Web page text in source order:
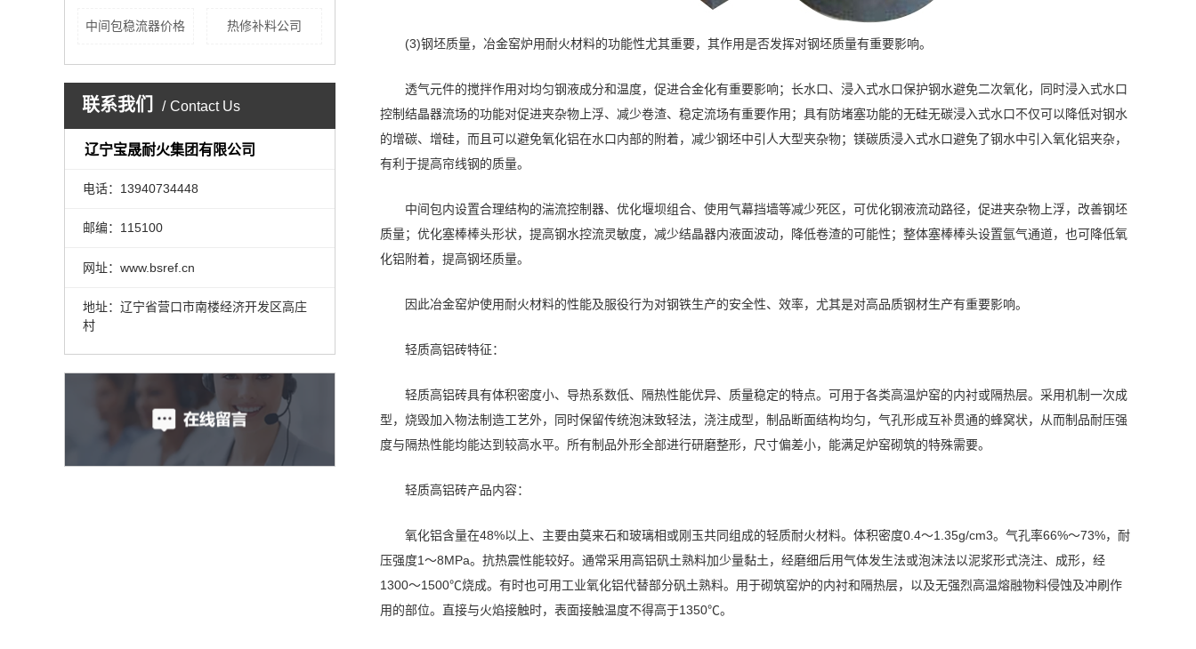
中间包稳流器价格 热修补料公司
联系我们 Contact Us
辽宁宝晟耐火集团有限公司
电话：13940734448
邮编：115100
网址：www.bsref.cn
地址：辽宁省营口市南楼经济开发区高庄
村
(3)钢坯质量，冶金窑炉用耐火材料的功能性尤其重要，其作用是否发挥对钢坯质量有重要影响。
透气元件的搅拌作用对均匀钢液成分和温度，促进合金化有重要影响；长水口、浸入式水口保护钢水避免二次氧化，同时浸入式水口
控制结晶器流场的功能对促进夹杂物上浮、减少卷渣、稳定流场有重要作用；具有防堵塞功能的无硅无碳浸入式水口不仅可以降低对钢水
的增碳、增硅，而且可以避免氧化铝在水口内部的附着，减少钢坯中引人大型夹杂物；镁碳质浸入式水口避免了钢水中引入氧化铝夹杂，
有利于提高帘线钢的质量。
中间包内设置合理结构的湍流控制器、优化堰坝组合、使用气幕挡墙等减少死区，可优化钢液流动路径，促进夹杂物上浮，改善钢坯
质量；优化塞棒棒头形状，提高钢水控流灵敏度，减少结晶器内液面波动，降低卷渣的可能性；整体塞棒棒头设置氩气通道，也可降低氧
化铝附着，提高钢坯质量。
因此冶金窑炉使用耐火材料的性能及服役行为对钢铁生产的安全性、效率，尤其是对高品质钢材生产有重要影响。
轻质高铝砖特征：
轻质高铝砖具有体积密度小、导热系数低、隔热性能优异、质量稳定的特点。可用于各类高温炉窑的内衬或隔热层。采用机制一次成
型，烧毁加入物法制造工艺外，同时保留传统泡沫致轻法，浇注成型，制品断面结构均匀，气孔形成互补贯通的蜂窝状，从而制品耐压强
度与隔热性能均能达到较高水平。所有制品外形全部进行研磨整形，尺寸偏差小，能满足炉窑砌筑的特殊需要。
轻质高铝砖产品内容：
氧化铝含量在48%以上、主要由莫来石和玻璃相或刚玉共同组成的轻质耐火材料。体积密度0.4～1.35g/cm3。气孔率66%～73%，耐
压强度1～8MPa。抗热震性能较好。通常采用高铝矾土熟料加少量黏土，经磨细后用气体发生法或泡沫法以泥浆形式浇注、成形，经
1300～1500℃烧成。有时也可用工业氧化铝代替部分矾土熟料。用于砌筑窑炉的内衬和隔热层，以及无强烈高温熔融物料侵蚀及冲刷作
用的部位。直接与火焰接触时，表面接触温度不得高于1350℃。